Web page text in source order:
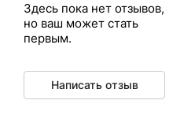
Здесь пока нет отзывов,
но ваш может стать
первым.
Написать отзыв